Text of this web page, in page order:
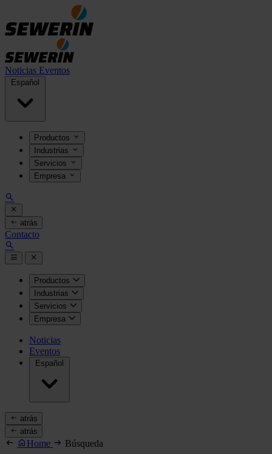
Noticias Eventos
Español
Productos
Industrias
Servicios
Empresa
atrás
Contacto
Productos
Industrias
Servicios
Empresa
Noticias
Eventos
Español
atrás
atrás
Home Búsqueda